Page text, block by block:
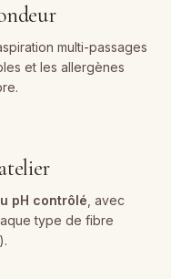
multi-passages
et les allergènes
pH contrôlé , avec
type de fibre